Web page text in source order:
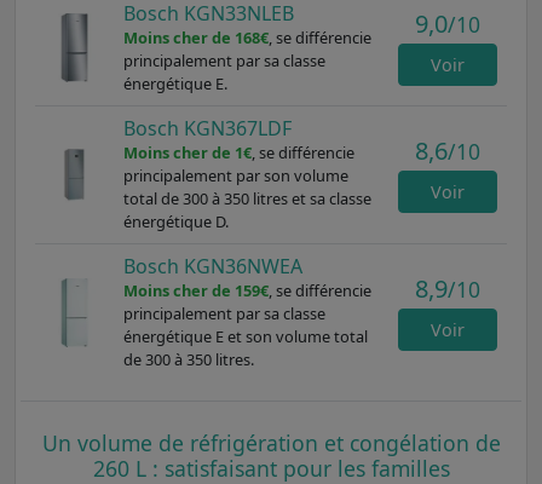
Bosch KGN33NLEB
Moins cher de 168€, se différencie
principalement par sa classe
énergétique E.
9,0/10
Voir
Bosch KGN367LDF
Moins cher de 1€, se différencie
principalement par son volume
total de 300 à 350 litres et sa classe
énergétique D.
8,6/10
Voir
Bosch KGN36NWEA
Moins cher de 159€, se différencie
principalement par sa classe
énergétique E et son volume total
de 300 à 350 litres.
8,9/10
Voir
Un volume de réfrigération et congélation de
260 L : satisfaisant pour les familles